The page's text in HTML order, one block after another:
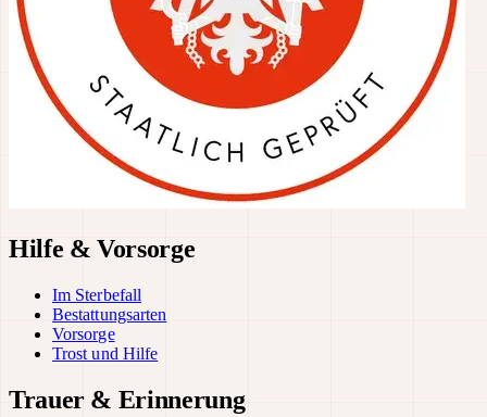
Hilfe & Vorsorge
Im Sterbefall
Bestattungsarten
Vorsorge
Trost und Hilfe
Trauer & Erinnerung